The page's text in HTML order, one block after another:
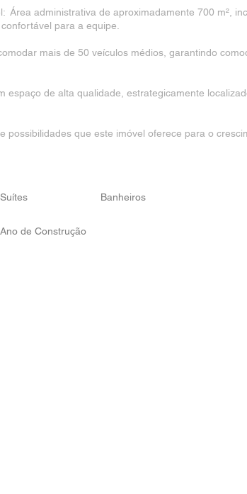
Área administrativa de aproximadamente 700 m²,
para a equipe.
mais de 50 veículos médios, garantindo
espaço de alta qualidade, estrategicamente
possibilidades que este imóvel oferece para o
Suítes
Banheiros
Ano de Construção